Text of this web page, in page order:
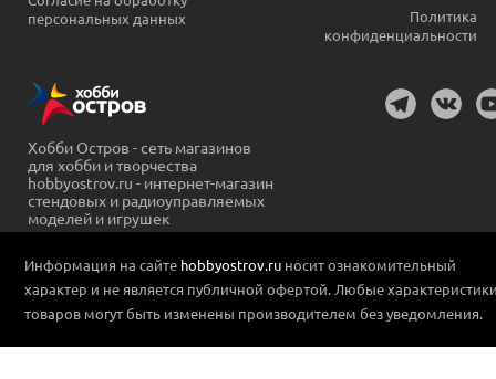
персональных данных
Политика
конфиденциальности
Хобби Остров - сеть магазинов
для хобби и творчества
hobbyostrov.ru - интернет-магазин
стендовых и радиоуправляемых
моделей и игрушек
Информация на сайте hobbyostrov.ru носит ознакомительный
характер и не является публичной офертой. Любые
товаров могут быть изменены производителем без уведомления.